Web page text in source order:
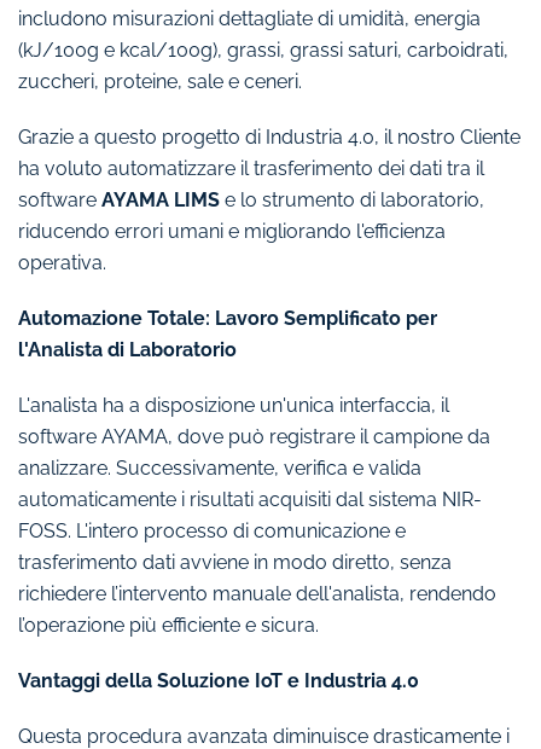
includono misurazioni dettagliate di umidità, energia
(kJ/100g e kcal/100g), grassi, grassi saturi, carboidrati,
zuccheri, proteine, sale e ceneri.
Grazie a questo progetto di Industria 4.0, il nostro Cliente
ha voluto automatizzare il trasferimento dei dati tra il
software AYAMA LIMS e lo strumento di laboratorio,
riducendo errori umani e migliorando l'efficienza
operativa.
Automazione Totale: Lavoro Semplificato per
l'Analista di Laboratorio
L'analista ha a disposizione un'unica interfaccia, il
software AYAMA, dove può registrare il campione da
analizzare. Successivamente, verifica e valida
automaticamente i risultati acquisiti dal sistema NIR-
FOSS. L'intero processo di comunicazione e
trasferimento dati avviene in modo diretto, senza
richiedere l’intervento manuale dell'analista, rendendo
l’operazione più efficiente e sicura.
Vantaggi della Soluzione IoT e Industria 4.0
Questa procedura avanzata diminuisce drasticamente i